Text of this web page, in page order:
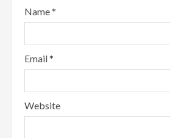
Name*
Email*
Website